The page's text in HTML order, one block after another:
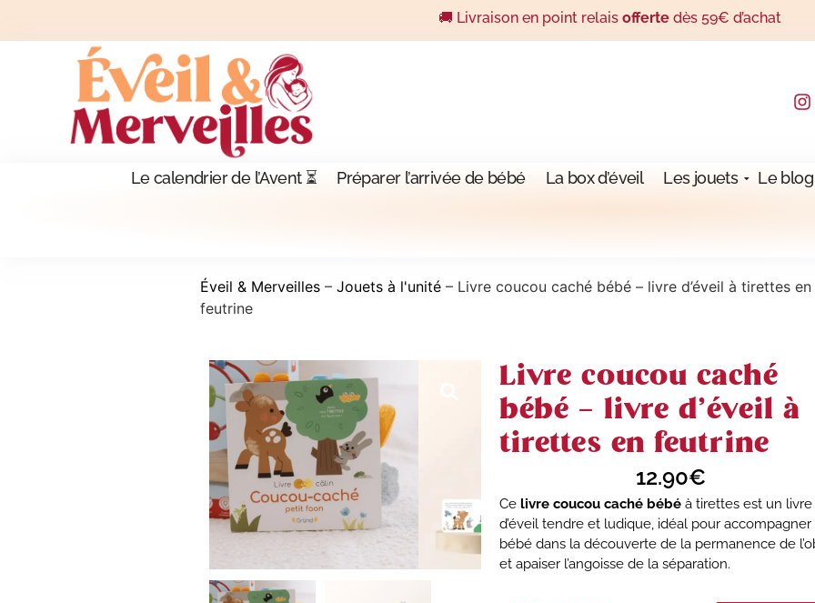
🚚 Livraison en point relais offertedès 59€ d’achat
Le calendrier de l’Avent ⏳ Préparer l’arrivée de bébé La box d’éveil Les jouets Le
Éveil & Merveilles – Jouets à l'unité – Livre coucou caché bébé – livre d’éveil à tirettes en
feutrine
Livre coucou caché
bébé – livre d’éveil à
tirettes en feutrine
12.90€
Ce livre coucou caché bébéà tirettes est un livre
d’éveil tendre et ludique, idéal pour accompagner
bébé dans la découverte de la permanence de
et apaiser l’angoisse de la séparation.